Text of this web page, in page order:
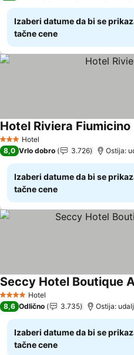
Izaberi datume da bi se
tačne cene
3 Zvezdice
Hotel
Hotel Riviera Fiumicino
8,0 Vrlo dobro 3.726 Ostija:
Izaberi datume da bi se
tačne cene
4 ZvezdiceHotel
Seccy Hotel Boutique
8,6 Odlično 3.735 Ostija:
Izaberi datume da bi se
tačne cene